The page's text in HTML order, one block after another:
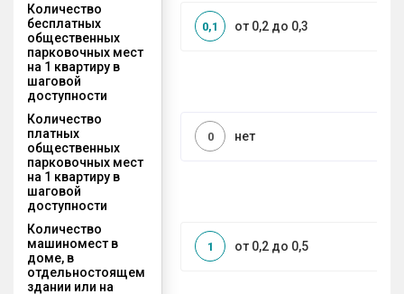
Количество
бесплатных
общественных
парковочных мест
на 1 квартиру в
шаговой
доступности
от 0,2 до 0,3
0,1
Количество
платных
общественных
парковочных мест
на 1 квартиру в
шаговой
доступности
нет
0
Количество
машиномест в
доме, в
отдельностоящем
здании или на
от 0,2 до 0,5
1